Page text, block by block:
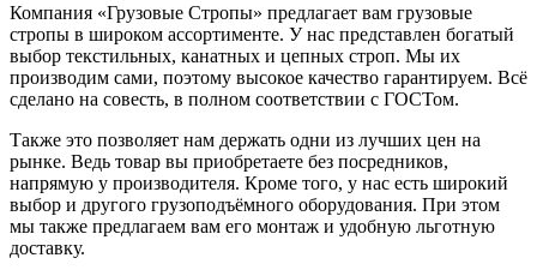
Компания «Грузовые Стропы» предлагает вам грузовые
стропы в широком ассортименте. У нас представлен богатый
выбор текстильных, канатных и цепных строп. Мы их
производим сами, поэтому высокое качество гарантируем. Всё
сделано на совесть, в полном соответствии с ГОСТом.
Также это позволяет нам держать одни из лучших цен на
рынке. Ведь товар вы приобретаете без посредников,
напрямую у производителя. Кроме того, у нас есть широкий
выбор и другого грузоподъёмного оборудования. При этом
мы также предлагаем вам его монтаж и удобную льготную
доставку.